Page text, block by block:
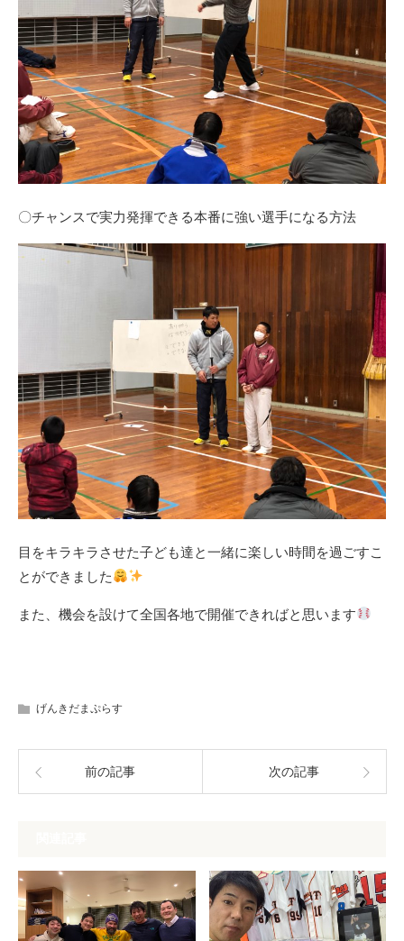
〇チャンスで実力発揮できる本番に強い選手になる方法
目をキラキラさせた子ども達と一緒に楽しい時間を過ごすこ
とができました
また、機会を設けて全国各地で開催できればと思います
げんきだまぷらす
前の記事 次の記事